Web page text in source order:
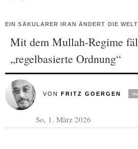
EIN SÄKULARER IRAN ÄNDERT DIE
Mit dem Mullah-Regime
„regelbasierte Ordnung“
VON FRITZ GOERGEN
So, 1. März 2026